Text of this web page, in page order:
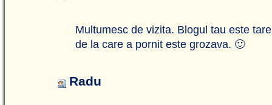
Multumesc de vizita. Blogul tau este
de la care a pornit este grozava. 🙂
Radu